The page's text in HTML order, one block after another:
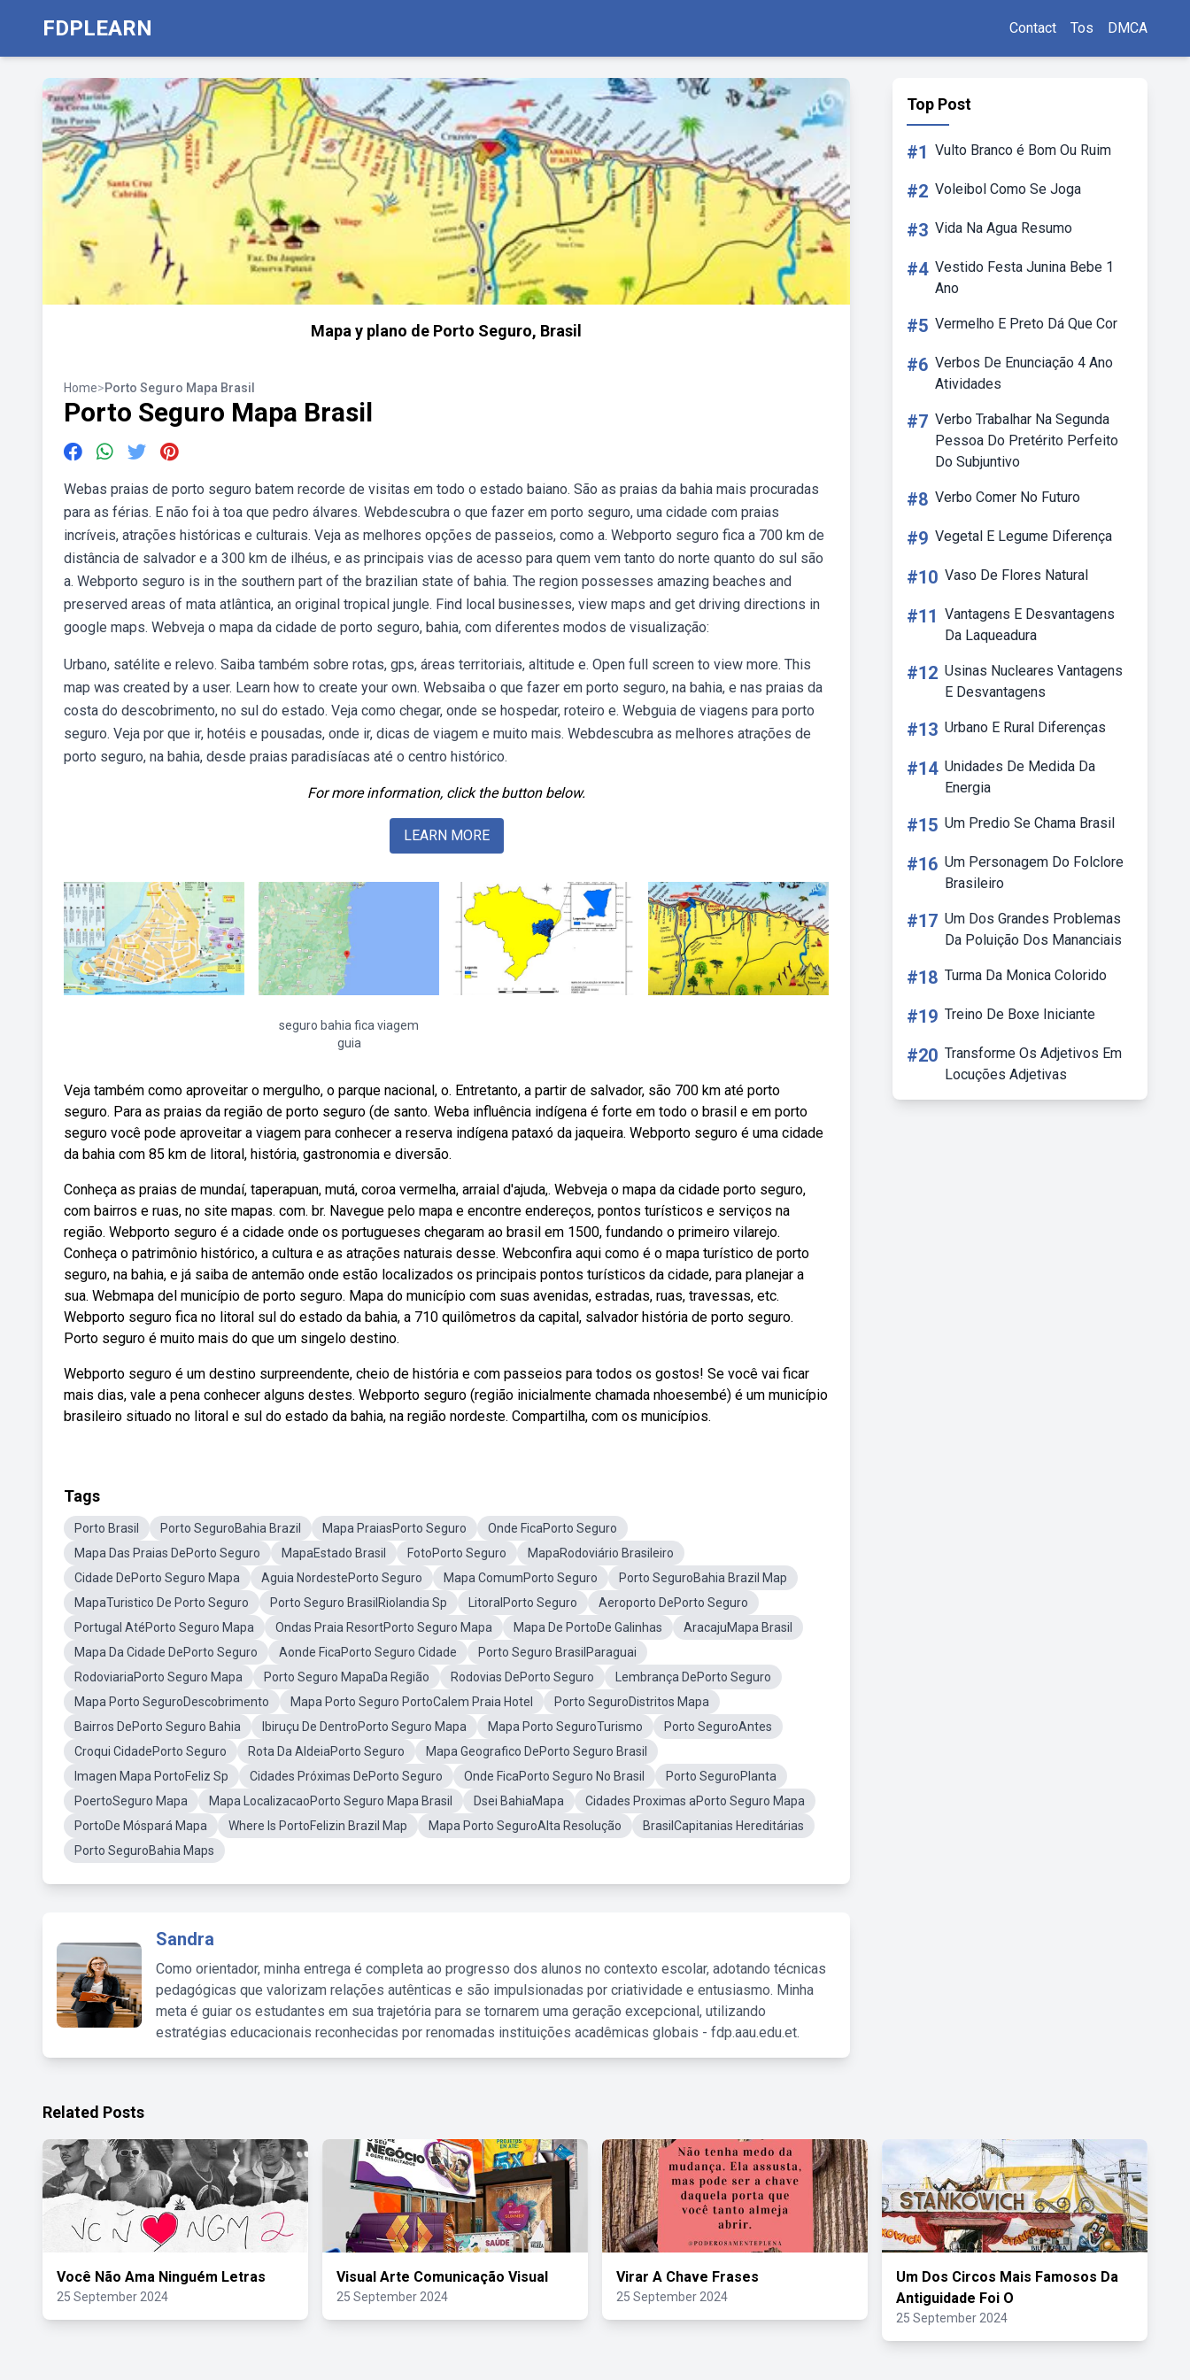
FDPLEARN Contact Tos DMCA
Mapa y plano de Porto Seguro, Brasil
Home>Porto Seguro Mapa Brasil
Porto Seguro Mapa Brasil
Webas praias de porto seguro batem recorde de visitas em todo o estado baiano. São as praias da bahia mais procuradas
para as férias. E não foi à toa que pedro álvares. Webdescubra o que fazer em porto seguro, uma cidade com praias
incríveis, atrações históricas e culturais. Veja as melhores opções de passeios, como a. Webporto seguro fica a 700 km de
distância de salvador e a 300 km de ilhéus, e as principais vias de acesso para quem vem tanto do norte quanto do sul são
a. Webporto seguro is in the southern part of the brazilian state of bahia. The region possesses amazing beaches and
preserved areas of mata atlântica, an original tropical jungle. Find local businesses, view maps and get driving directions in
google maps. Webveja o mapa da cidade de porto seguro, bahia, com diferentes modos de visualização:
Urbano, satélite e relevo. Saiba também sobre rotas, gps, áreas territoriais, altitude e. Open full screen to view more. This
map was created by a user. Learn how to create your own. Websaiba o que fazer em porto seguro, na bahia, e nas praias da
costa do descobrimento, no sul do estado. Veja como chegar, onde se hospedar, roteiro e. Webguia de viagens para porto
seguro. Veja por que ir, hotéis e pousadas, onde ir, dicas de viagem e muito mais. Webdescubra as melhores atrações de
porto seguro, na bahia, desde praias paradisíacas até o centro histórico.
For more information, click the button below.
LEARN MORE
seguro bahia fica viagem
guia
Veja também como aproveitar o mergulho, o parque nacional, o. Entretanto, a partir de salvador, são 700 km até porto
seguro. Para as praias da região de porto seguro (de santo. Weba influência indígena é forte em todo o brasil e em porto
seguro você pode aproveitar a viagem para conhecer a reserva indígena pataxó da jaqueira. Webporto seguro é uma cidade
da bahia com 85 km de litoral, história, gastronomia e diversão.
Conheça as praias de mundaí, taperapuan, mutá, coroa vermelha, arraial d'ajuda,. Webveja o mapa da cidade porto seguro,
com bairros e ruas, no site mapas. com. br. Navegue pelo mapa e encontre endereços, pontos turísticos e serviços na
região. Webporto seguro é a cidade onde os portugueses chegaram ao brasil em 1500, fundando o primeiro vilarejo.
Conheça o patrimônio histórico, a cultura e as atrações naturais desse. Webconfira aqui como é o mapa turístico de porto
seguro, na bahia, e já saiba de antemão onde estão localizados os principais pontos turísticos da cidade, para planejar a
sua. Webmapa del município de porto seguro. Mapa do município com suas avenidas, estradas, ruas, travessas, etc.
Webporto seguro fica no litoral sul do estado da bahia, a 710 quilômetros da capital, salvador história de porto seguro.
Porto seguro é muito mais do que um singelo destino.
Webporto seguro é um destino surpreendente, cheio de história e com passeios para todos os gostos! Se você vai ficar
mais dias, vale a pena conhecer alguns destes. Webporto seguro (região inicialmente chamada nhoesembé) é um município
brasileiro situado no litoral e sul do estado da bahia, na região nordeste. Compartilha, com os municípios.
Tags
Porto Brasil Porto SeguroBahia Brazil Mapa PraiasPorto Seguro
Onde FicaPorto Seguro
Mapa Das Praias DePorto Seguro
MapaEstado Brasil FotoPorto Seguro
MapaRodoviário Brasileiro
Cidade DePorto Seguro Mapa
Aguia NordestePorto Seguro Mapa ComumPorto Seguro
Porto SeguroBahia Brazil Map
MapaTuristico De Porto Seguro
Porto Seguro BrasilRiolandia Sp LitoralPorto Seguro
Aeroporto DePorto Seguro
Portugal AtéPorto Seguro Mapa
Ondas Praia ResortPorto Seguro Mapa Mapa De PortoDe Galinhas
AracajuMapa Brasil
Mapa Da Cidade DePorto Seguro
Aonde FicaPorto Seguro Cidade
Porto Seguro BrasilParaguai
RodoviariaPorto Seguro Mapa
Porto Seguro MapaDa Região Rodovias DePorto Seguro
Lembrança DePorto Seguro
Mapa Porto SeguroDescobrimento
Mapa Porto Seguro PortoCalem Praia Hotel
Porto SeguroDistritos Mapa
Bairros DePorto Seguro Bahia
Ibiruçu De DentroPorto Seguro Mapa Mapa Porto SeguroTurismo
Porto SeguroAntes
Croqui CidadePorto Seguro
Rota Da AldeiaPorto Seguro
Mapa Geografico DePorto Seguro Brasil
Imagen Mapa PortoFeliz Sp
Cidades Próximas DePorto Seguro Onde FicaPorto Seguro No Brasil
Porto SeguroPlanta
PoertoSeguro Mapa
Mapa LocalizacaoPorto Seguro Mapa Brasil Dsei BahiaMapa
Cidades Proximas aPorto Seguro Mapa
PortoDe Móspará Mapa
Where Is PortoFelizin Brazil Map Mapa Porto SeguroAlta Resolução
BrasilCapitanias Hereditárias
Porto SeguroBahia Maps
Sandra
Como orientador, minha entrega é completa ao progresso dos alunos no contexto escolar, adotando técnicas
pedagógicas que valorizam relações autênticas e são impulsionadas por criatividade e entusiasmo. Minha
meta é guiar os estudantes em sua trajetória para se tornarem uma geração excepcional, utilizando
estratégias educacionais reconhecidas por renomadas instituições acadêmicas globais - fdp.aau.edu.et.
Top Post
#1 Vulto Branco é Bom Ou Ruim
#2 Voleibol Como Se Joga
#3 Vida Na Agua Resumo
#4 Vestido Festa Junina Bebe 1
Ano
#5 Vermelho E Preto Dá Que Cor
#6 Verbos De Enunciação 4 Ano
Atividades
#7 Verbo Trabalhar Na Segunda
Pessoa Do Pretérito Perfeito
Do Subjuntivo
#8 Verbo Comer No Futuro
#9 Vegetal E Legume Diferença
#10 Vaso De Flores Natural
#11 Vantagens E Desvantagens
Da Laqueadura
#12 Usinas Nucleares Vantagens
E Desvantagens
#13 Urbano E Rural Diferenças
#14 Unidades De Medida Da
Energia
#15 Um Predio Se Chama Brasil
#16 Um Personagem Do Folclore
Brasileiro
#17 Um Dos Grandes Problemas
Da Poluição Dos Mananciais
#18 Turma Da Monica Colorido
#19 Treino De Boxe Iniciante
#20 Transforme Os Adjetivos Em
Locuções Adjetivas
Related Posts
Você Não Ama Ninguém Letras
25 September 2024
Visual Arte Comunicação Visual
25 September 2024
Virar A Chave Frases
25 September 2024
Um Dos Circos Mais Famosos Da
Antiguidade Foi O
25 September 2024